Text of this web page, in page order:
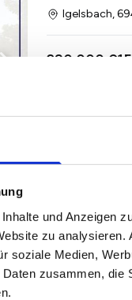
und Anzeigen
zu
soziale Medien,
zusammen,
Igelsbach,
290.000 €
Top
mit ELW in
Igelsbach,